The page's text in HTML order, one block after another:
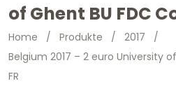
of Ghent BU FDC
Home / Produkte / 2017 /
Belgium 2017 – 2 euro University
FR